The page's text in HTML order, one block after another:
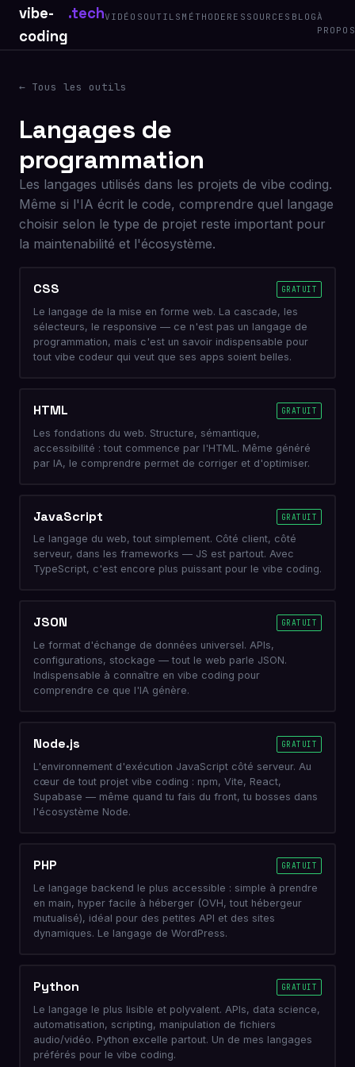
vibe-
coding
.techVIDÉOS OUTILS MÉTHODE RESSOURCES BLOGÀ
PROPOS
← Tous les outils
Langages de
programmation
Les langages utilisés dans les projets de vibe coding.
Même si l'IA écrit le code, comprendre quel langage
choisir selon le type de projet reste important pour
la maintenabilité et l'écosystème.
CSS GRATUIT
Le langage de la mise en forme web. La cascade, les
sélecteurs, le responsive — ce n'est pas un langage de
programmation, mais c'est un savoir indispensable pour
tout vibe codeur qui veut que ses apps soient belles.
HTML GRATUIT
Les fondations du web. Structure, sémantique,
accessibilité : tout commence par l'HTML. Même généré
par IA, le comprendre permet de corriger et d'optimiser.
JavaScript GRATUIT
Le langage du web, tout simplement. Côté client, côté
serveur, dans les frameworks — JS est partout. Avec
TypeScript, c'est encore plus puissant pour le vibe coding.
JSON GRATUIT
Le format d'échange de données universel. APIs,
configurations, stockage — tout le web parle JSON.
Indispensable à connaître en vibe coding pour
comprendre ce que l'IA génère.
Node.js GRATUIT
L'environnement d'exécution JavaScript côté serveur. Au
cœur de tout projet vibe coding : npm, Vite, React,
Supabase — même quand tu fais du front, tu bosses dans
l'écosystème Node.
PHP GRATUIT
Le langage backend le plus accessible : simple à prendre
en main, hyper facile à héberger (OVH, tout hébergeur
mutualisé), idéal pour des petites API et des sites
dynamiques. Le langage de WordPress.
Python GRATUIT
Le langage le plus lisible et polyvalent. APIs, data science,
automatisation, scripting, manipulation de fichiers
audio/vidéo. Python excelle partout. Un de mes langages
préférés pour le vibe coding.